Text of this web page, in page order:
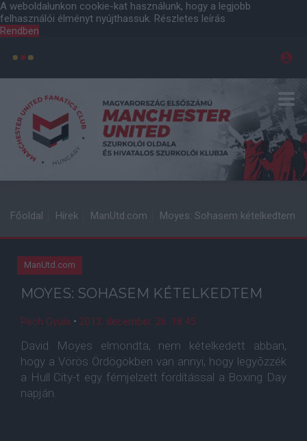
A weboldalunkon cookie-kat használunk, hogy a legjobb
felhasználói élményt nyújthassuk. Részletes leírás
Rendben
Főoldal Hírek ManUtd.com Moyes: Sohasem kételkedtem
ManUtd.com
MOYES: SOHASEM KÉTELKEDTEM
Rech Gyula • 2013. december. 26. 18:45
David Moyes elmondta, nem kételkedett abban,
hogy a Vörös Ördögökben van annyi, hogy legyõzzék
a Hull City-t egy fémjelzett fordítással a Boxing Day
napján.